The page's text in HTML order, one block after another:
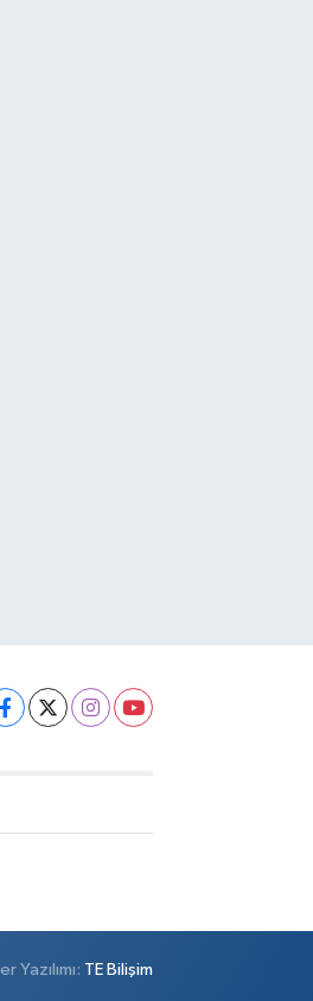
Yazılımı: TE Bilişim